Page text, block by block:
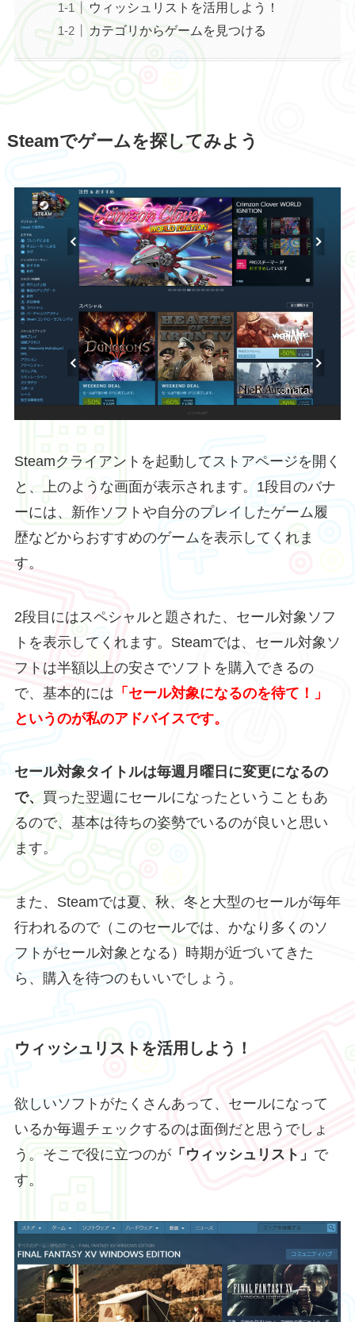
ウィッシュリストを活用しよう！
カテゴリからゲームを見つける
Steamでゲームを探してみよう
Steamクライアントを起動してストアページを開く
と、上のような画面が表示されます。1段目のバナ
ーには、新作ソフトや自分のプレイしたゲーム履
歴などからおすすめのゲームを表示してくれま
す。
2段目にはスペシャルと題された、セール対象ソフ
トを表示してくれます。Steamでは、セール対象ソ
フトは半額以上の安さでソフトを購入できるの
で、基本的には 「セール対象になるのを待て！」
というのが私のアドバイスです。
セール対象タイトルは毎週月曜日に変更になるの
で、 買った翌週にセールになったということもあ
るので、基本は待ちの姿勢でいるのが良いと思い
ます。
また、Steamでは夏、秋、冬と大型のセールが毎年
行われるので（このセールでは、かなり多くのソ
フトがセール対象となる）時期が近づいてきた
ら、購入を待つのもいいでしょう。
ウィッシュリストを活用しよう！
欲しいソフトがたくさんあって、セールになって
いるか毎週チェックするのは面倒だと思うでしょ
う。そこで役に立つのが「ウィッシュリスト」 で
す。